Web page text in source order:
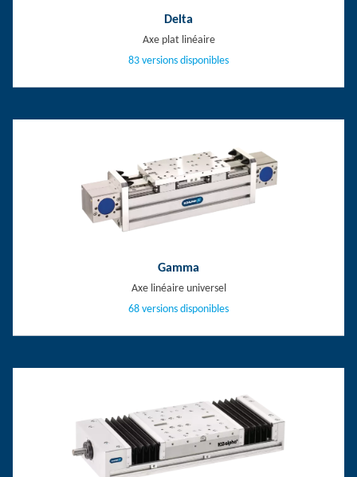
Delta
Axe plat linéaire
83 versions disponibles
Gamma
Axe linéaire universel
68 versions disponibles